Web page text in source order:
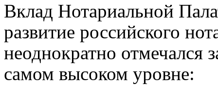
Вклад Нотариальной
развитие российского
неоднократно отмечался
самом высоком уровне: